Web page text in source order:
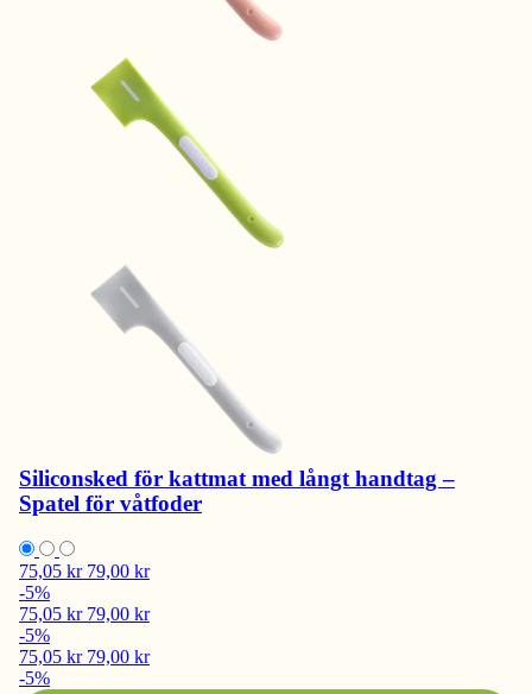
Siliconsked för kattmat med långt handtag –
Spatel för våtfoder
75,05 kr 79,00 kr
-5%
75,05 kr 79,00 kr
-5%
75,05 kr 79,00 kr
-5%